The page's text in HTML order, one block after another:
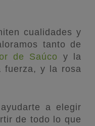
cualidades y
tanto de
de Saúco
y la
fuerza, y la rosa
a elegir
de todo lo que